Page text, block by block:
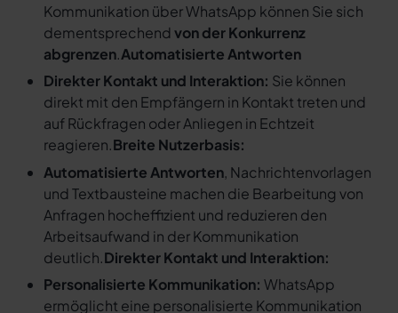
Kommunikation über WhatsApp können Sie sich
dementsprechendvon der Konkurrenz
abgrenzen.Automatisierte Antworten
Direkter Kontakt und Interaktion: Sie können
direkt mit den Empfängern in Kontakt treten und
auf Rückfragen oder Anliegen in Echtzeit
reagieren.Breite Nutzerbasis:
Automatisierte Antworten, Nachrichtenvorlagen
und Textbausteine machen die Bearbeitung von
Anfragen hocheffizient und reduzieren den
Arbeitsaufwand in der Kommunikation
deutlich.Direkter Kontakt und Interaktion:
Personalisierte Kommunikation: WhatsApp
ermöglicht eine personalisierte Kommunikation